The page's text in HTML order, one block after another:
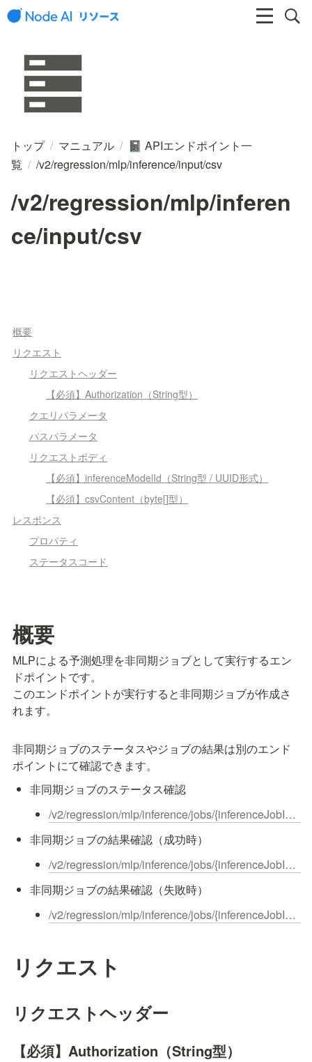
トップ / マニュアル / 📓 APIエンドポイント一
覧 / /v2/regression/mlp/inference/input/csv
/v2/regression/mlp/inferen
ce/input/csv
概要
リクエスト
リクエストヘッダー
【必須】Authorization（String型）
クエリパラメータ
パスパラメータ
リクエストボディ
【必須】inferenceModelId（String型 / UUID形式）
【必須】csvContent（byte[]型）
レスポンス
プロパティ
ステータスコード
概要
MLPによる予測処理を非同期ジョブとして実行するエン
ドポイントです。
このエンドポイントが実行すると非同期ジョブが作成さ
れます。
非同期ジョブのステータスやジョブの結果は別のエンド
ポイントにて確認できます。
非同期ジョブのステータス確認
/v2/regression/mlp/inference/jobs/{inferenceJobId}/status
非同期ジョブの結果確認（成功時）
/v2/regression/mlp/inference/jobs/{inferenceJobId}/result
非同期ジョブの結果確認（失敗時）
/v2/regression/mlp/inference/jobs/{inferenceJobId}/result/failed
リクエスト
リクエストヘッダー
【必須】Authorization（String型）